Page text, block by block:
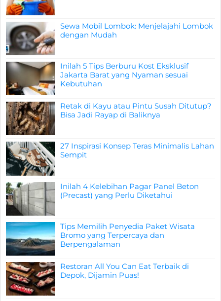
Sewa Mobil Lombok: Menjelajahi Lombok
dengan Mudah
Inilah 5 Tips Berburu Kost Eksklusif
Jakarta Barat yang Nyaman sesuai
Kebutuhan
Retak di Kayu atau Pintu Susah Ditutup?
Bisa Jadi Rayap di Baliknya
27 Inspirasi Konsep Teras Minimalis Lahan
Sempit
Inilah 4 Kelebihan Pagar Panel Beton
(Precast) yang Perlu Diketahui
Tips Memilih Penyedia Paket Wisata
Bromo yang Terpercaya dan
Berpengalaman
Restoran All You Can Eat Terbaik di
Depok, Dijamin Puas!